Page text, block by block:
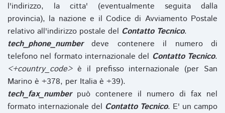
l'indirizzo, la citta' (eventualmente seguita dalla
provincia), la nazione e il Codice di Avviamento Postale
relativo all'indirizzo postale del Contatto Tecnico.
tech_phone_numberdeve contenere il numero di
telefono nel formato internazionale del Contatto Tecnico.
<+country_code>è il prefisso internazionale (per San
Marino è +378, per Italia è +39).
tech_fax_numberpuò contenere il numero di fax nel
formato internazionale del Contatto Tecnico. E' un campo